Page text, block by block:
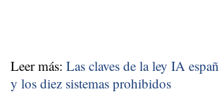
Leer más: Las claves de la ley IA
y los diez sistemas prohibidos